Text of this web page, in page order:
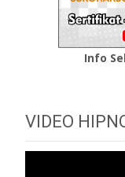
Info
VIDEO